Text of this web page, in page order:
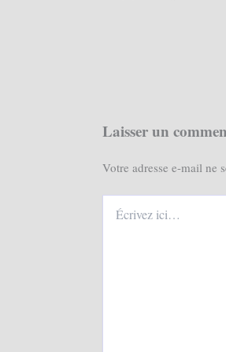
Laisser un
Votre adresse e-mail ne
ici…